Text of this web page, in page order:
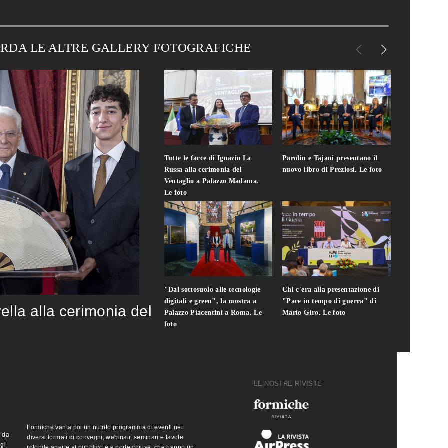
LE ALTRE GALLERY FOTOGRAFICHE
alla cerimonia del
Tutte le facce di Ignazio La
Russa alla cerimonia del
Ventaglio a Palazzo Madama.
Le foto
"Dal sottosuolo alle tecnologie
digitali e green", la mostra a
Palazzo Piacentini a Roma. Le
foto
Parolin e Tajani presentano il
nuovo libro di Preziosi. Le foto
Chi c'era alla presentazione di
"Pace in tempo di guerra" di
Mario Giro. Le foto
da
Formiche vanta poi un nutrito programma di eventi nei
diversi formati di convegni, webinair, seminari e tavole
LE NOSTRE RIVISTE